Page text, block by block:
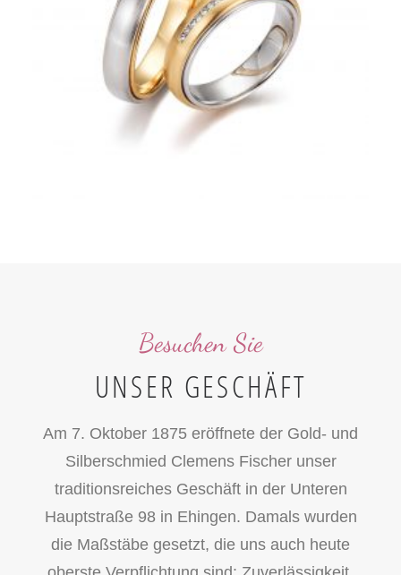
Besuchen Sie
UNSER GESCHÄFT
Am 7. Oktober 1875 eröffnete der Gold- und
Silberschmied Clemens Fischer unser
traditionsreiches Geschäft in der Unteren
Hauptstraße 98 in Ehingen. Damals wurden
die Maßstäbe gesetzt, die uns auch heute